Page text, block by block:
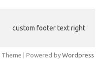
custom footer text right
Theme | Powered by Wordpress